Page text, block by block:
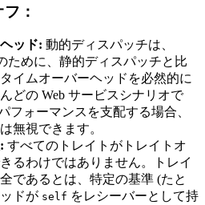
：
ッド: 動的ディスパッチは、
ために、静的ディスパッチと比
イムオーバーヘッドを必然的に
どの Web サービスシナリオで
フォーマンスを支配する場合、
無視できます。
すべてのトレイトがトレイトオ
るわけではありません。トレイ
であるとは、特定の基準 (たと
ドが self をレシーバーとして持